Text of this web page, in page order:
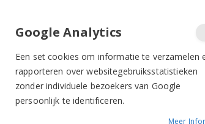
PRODUCTBESCHRIJVING
Google Analytics
Een set cookies om informatie te verzamelen
rapporteren over websitegebruiksstatistieken
zonder individuele bezoekers van Google
persoonlijk te identificeren.
Meer